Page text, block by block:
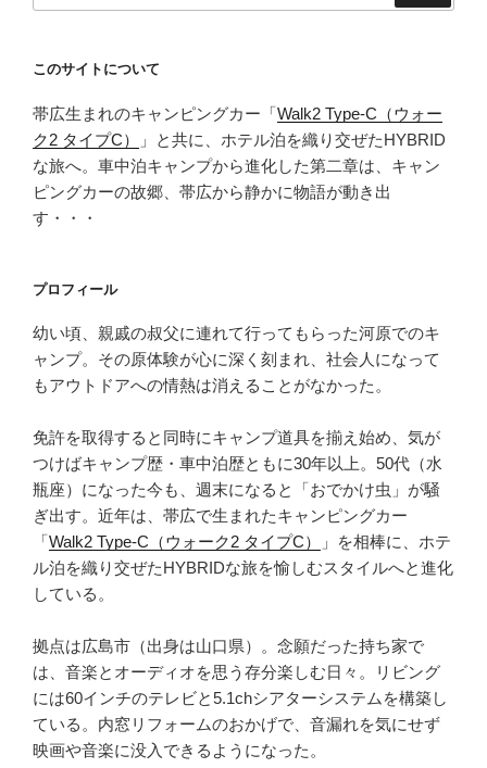
ょ
っ
贅
沢
ラ
チ
愉
し
む”
送
このサイトについて
帯広生まれのキャンピングカー「Walk2 Type‑C（ウォー
ク2 タイプC）
」と共に、ホテル泊を織り交ぜたHYBRID
な旅へ。車中泊キャンプから進化した第二章は、キャン
ピングカーの故郷、帯広から静かに物語が動き出
す・・・
プロフィール
幼い頃、親戚の叔父に連れて行ってもらった河原でのキ
ャンプ。その原体験が心に深く刻まれ、社会人になって
もアウトドアへの情熱は消えることがなかった。
免許を取得すると同時にキャンプ道具を揃え始め、気が
つけばキャンプ歴・車中泊歴ともに30年以上。50代（水
瓶座）になった今も、週末になると「おでかけ虫」が騒
ぎ出す。近年は、帯広で生まれたキャンピングカー
「Walk2 Type‑C（ウォーク2 タイプC）
」を相棒に、ホテ
ル泊を織り交ぜたHYBRIDな旅を愉しむスタイルへと進化
している。
拠点は広島市（出身は山口県）。念願だった持ち家で
は、音楽とオーディオを思う存分楽しむ日々。リビング
には60インチのテレビと5.1chシアターシステムを構築し
ている。内窓リフォームのおかげで、音漏れを気にせず
映画や音楽に没入できるようになった。